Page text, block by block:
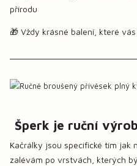
přírodu
🎁 Vždy krásné balení, které
Šperk je ruční
Kačrálky jsou specifické tím jak
zalévám po vrstvách, kterých